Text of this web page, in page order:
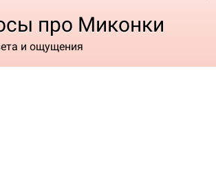
про Миконки
и ощущения